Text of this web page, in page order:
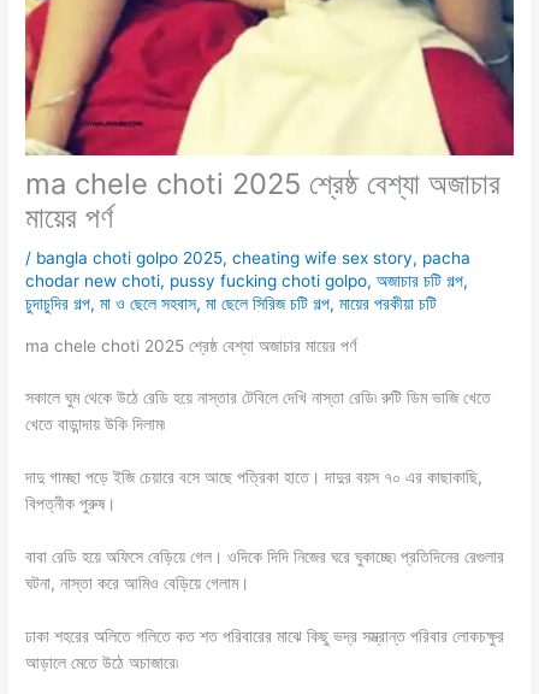
ma chele choti 2025 শ্রেষ্ঠ বেশ্যা অজাচার
মায়ের পর্ণ
/ bangla choti golpo 2025,cheating wife sex story, pacha
chodar new choti, pussy fucking choti golpo,অজাচার চটি গল্প,
চুদাচুদির গল্প,মা ও ছেলে সহবাস,মা ছেলে সিরিজ চটি গল্প,মায়ের পরকীয়া চটি
ma chele choti 2025 শ্রেষ্ঠ বেশ্যা অজাচার মায়ের পর্ণ
সকালে ঘুম থেকে উঠে রেডি হয়ে নাস্তার টেবিলে দেখি নাস্তা রেডি৷ রুটি ডিম ভাজি খেতে
খেতে বাড়ান্দায় উকি দিলাম৷
দাদু গামছা পড়ে ইজি চেয়ারে বসে আছে পত্রিকা হাতে। দাদুর বয়স ৭০ এর কাছাকাছি,
বিপত্নীক পুরুষ।
বাবা রেডি হয়ে অফিসে বেড়িয়ে গেল। ওদিকে দিদি নিজের ঘরে ঘুকাচ্ছে৷ প্রতিদিনের রেগুলার
ঘটনা, নাস্তা করে আমিও বেড়িয়ে গেলাম।
ঢাকা শহরের অলিতে গলিতে কত শত পরিবারের মাঝে কিছু ভদ্র সম্ভ্রান্ত পরিবার লোকচক্ষুর
আড়ালে মেতে উঠে অচাজারে৷